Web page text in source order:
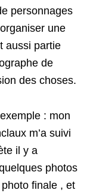
personnages
une
aussi partie
de
des choses.
: mon
m’a suivi
il y a
photos
finale , et